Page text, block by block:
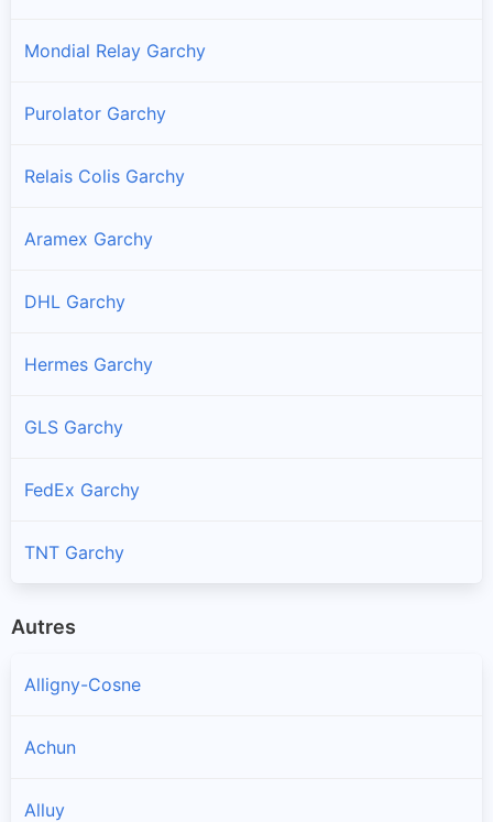
Mondial Relay Garchy
Purolator Garchy
Relais Colis Garchy
Aramex Garchy
DHL Garchy
Hermes Garchy
GLS Garchy
FedEx Garchy
TNT Garchy
Autres
Alligny-Cosne
Achun
Alluy